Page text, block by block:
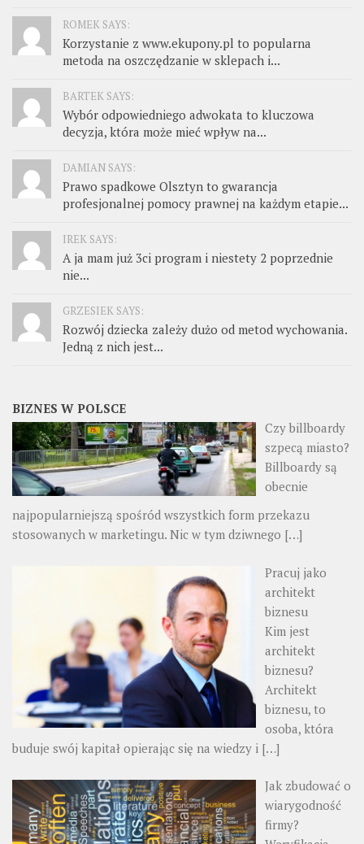
ROMEK SAYS:
Korzystanie z www.ekupony.pl to popularna
metoda na oszczędzanie w sklepach i...
BARTEK SAYS:
Wybór odpowiedniego adwokata to kluczowa
decyzja, która może mieć wpływ na...
DAMIAN SAYS:
Prawo spadkowe Olsztyn to gwarancja
profesjonalnej pomocy prawnej na każdym etapie...
IREK SAYS:
A ja mam już 3ci program i niestety 2 poprzednie
nie...
GRZESIEK SAYS:
Rozwój dziecka zależy dużo od metod wychowania.
Jedną z nich jest...
BIZNES W POLSCE
Czy billboardy
szpecą miasto?
Billboardy są
obecnie
najpopularniejszą spośród wszystkich form przekazu
stosowanych w marketingu. Nic w tym dziwnego […]
Pracuj jako
architekt
biznesu
Kim jest
architekt
biznesu?
Architekt
biznesu, to
osoba, która
buduje swój kapitał opierając się na wiedzy i […]
Jak zbudować o
wiarygodność
firmy?